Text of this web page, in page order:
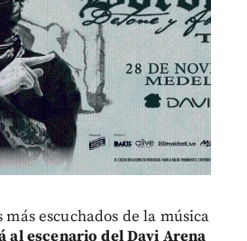
escuchados de la música
al escenario del Davi Arena